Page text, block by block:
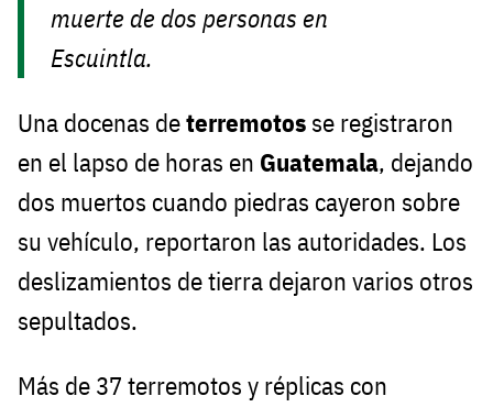
muerte de dos personas en
Escuintla.
Una docenas deterremotos se registraron
en el lapso de horas en Guatemala, dejando
dos muertos cuando piedras cayeron sobre
su vehículo, reportaron las autoridades. Los
deslizamientos de tierra dejaron varios otros
sepultados.
Más de 37 terremotos y réplicas con